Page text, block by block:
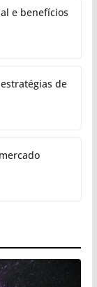
e benefícios
de